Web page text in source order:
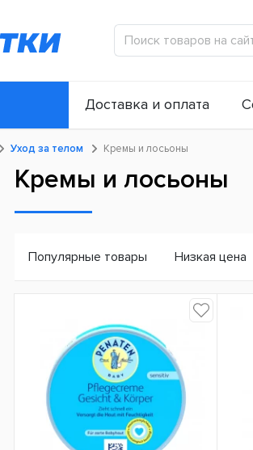
Доставка и оплата
Уход за телом Кремы и лосьоны
Кремы и лосьоны
Популярные товары Низкая цена